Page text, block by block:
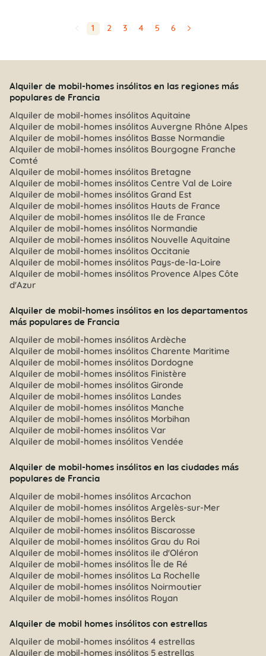
1 2 3 4 5 6 ➡
Alquiler de mobil-homes insólitos en las regiones más
populares de Francia
Alquiler de mobil-homes insólitos Aquitaine
Alquiler de mobil-homes insólitos Auvergne Rhône Alpes
Alquiler de mobil-homes insólitos Basse Normandie
Alquiler de mobil-homes insólitos Bourgogne Franche
Comté
Alquiler de mobil-homes insólitos Bretagne
Alquiler de mobil-homes insólitos Centre Val de Loire
Alquiler de mobil-homes insólitos Grand Est
Alquiler de mobil-homes insólitos Hauts de France
Alquiler de mobil-homes insólitos Ile de France
Alquiler de mobil-homes insólitos Normandie
Alquiler de mobil-homes insólitos Nouvelle Aquitaine
Alquiler de mobil-homes insólitos Occitanie
Alquiler de mobil-homes insólitos Pays-de-la-Loire
Alquiler de mobil-homes insólitos Provence Alpes Côte
d'Azur
Alquiler de mobil-homes insólitos en los departamentos
más populares de Francia
Alquiler de mobil-homes insólitos Ardèche
Alquiler de mobil-homes insólitos Charente Maritime
Alquiler de mobil-homes insólitos Dordogne
Alquiler de mobil-homes insólitos Finistère
Alquiler de mobil-homes insólitos Gironde
Alquiler de mobil-homes insólitos Landes
Alquiler de mobil-homes insólitos Manche
Alquiler de mobil-homes insólitos Morbihan
Alquiler de mobil-homes insólitos Var
Alquiler de mobil-homes insólitos Vendée
Alquiler de mobil-homes insólitos en las ciudades más
populares de Francia
Alquiler de mobil-homes insólitos Arcachon
Alquiler de mobil-homes insólitos Argelès-sur-Mer
Alquiler de mobil-homes insólitos Berck
Alquiler de mobil-homes insólitos Biscarosse
Alquiler de mobil-homes insólitos Grau du Roi
Alquiler de mobil-homes insólitos ile d'Oléron
Alquiler de mobil-homes insólitos Île de Ré
Alquiler de mobil-homes insólitos La Rochelle
Alquiler de mobil-homes insólitos Noirmoutier
Alquiler de mobil-homes insólitos Royan
Alquiler de mobil homes insólitos con estrellas
Alquiler de mobil-homes insólitos 4 estrellas
Alquiler de mobil-homes insólitos 5 estrellas